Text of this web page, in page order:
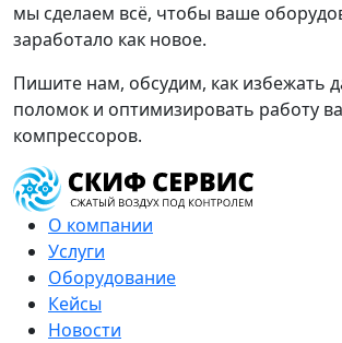
мы сделаем всё, чтобы ваше
заработало как новое.
Пишите нам, обсудим, как избежать
поломок и оптимизировать работу
компрессоров.
О компании
Услуги
Оборудование
Кейсы
Новости